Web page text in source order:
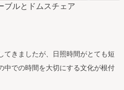
ルとドムスチェア
てきましたが、日照時間がとても短
中での時間を大切にする文化が根付